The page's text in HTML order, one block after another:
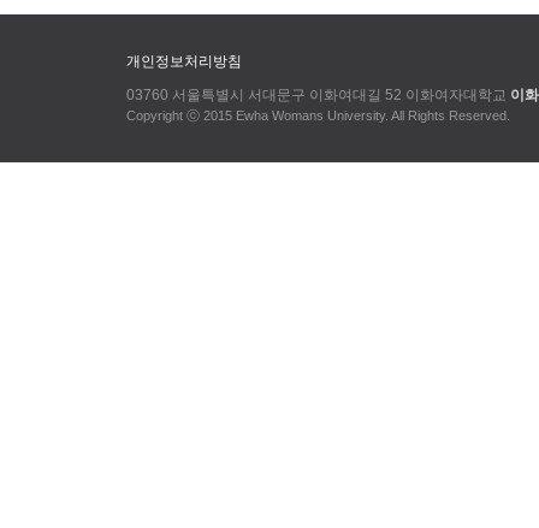
개인정보처리방침
03760 서울특별시 서대문구 이화여대길 52 이화여자대학교 이
Copyright ⓒ 2015 Ewha Womans University. All Rights Reserved.